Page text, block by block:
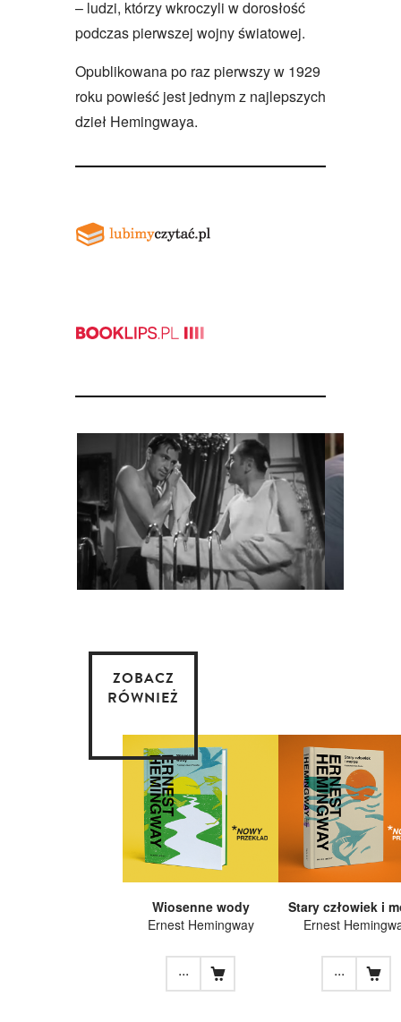
– ludzi, którzy wkroczyli w dorosłość
podczas pierwszej wojny światowej.
Opublikowana po raz pierwszy w 1929
roku powieść jest jednym z najlepszych
dzieł Hemingwaya.
ZOBACZ
RÓWNIEŻ
Wiosenne wody
Ernest Hemingway
...
Stary człowiek i
Ernest
...